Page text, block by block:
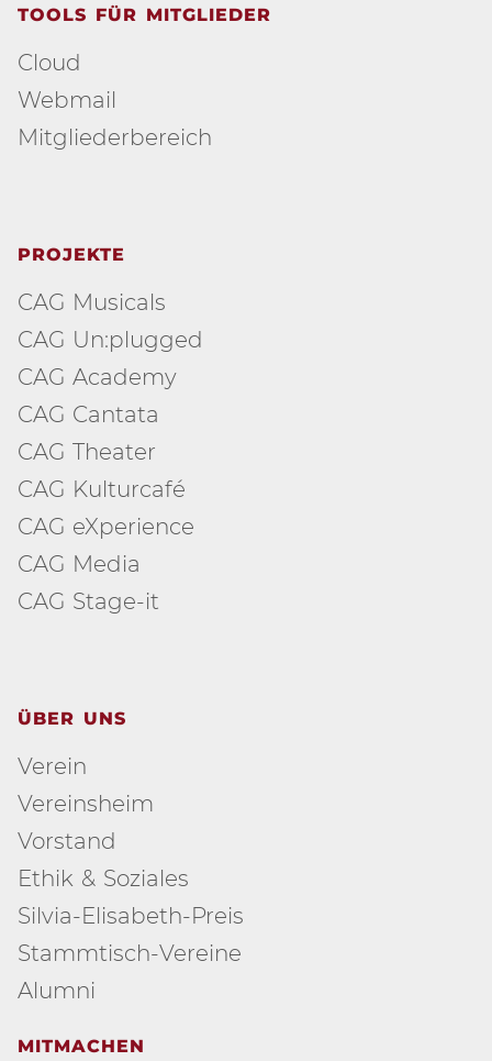
TOOLS FÜR MITGLIEDER
Cloud
Webmail
Mitgliederbereich
PROJEKTE
CAG Musicals
CAG Un:plugged
CAG Academy
CAG Cantata
CAG Theater
CAG Kulturcafé
CAG eXperience
CAG Media
CAG Stage-it
ÜBER UNS
Verein
Vereinsheim
Vorstand
Ethik & Soziales
Silvia-Elisabeth-Preis
Stammtisch-Vereine
Alumni
MITMACHEN